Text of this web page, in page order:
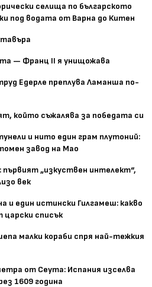
селища по българското
под водата от Варна до Китен
— Франц II я унищожава
Едерле преплува Ламанша по-
който съжалява за победата си
и нито един грам плутоний:
завод на Мао
„изкуствен интелект“,
век
и един истински Гилгамеш: какво
царски списък
малки кораби спря най-тежкия
от Сеута: Испания изселва
1609 година